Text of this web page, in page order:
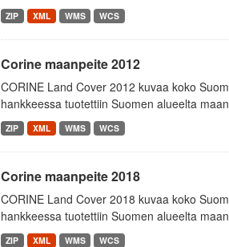
ZIP XML WMS WCS
Corine maanpeite 2012
CORINE Land Cover 2012 kuvaa koko
hankkeessa tuotettiin Suomen alueelta
ZIP XML WMS WCS
Corine maanpeite 2018
CORINE Land Cover 2018 kuvaa koko
hankkeessa tuotettiin Suomen alueelta
ZIP XML WMS WCS